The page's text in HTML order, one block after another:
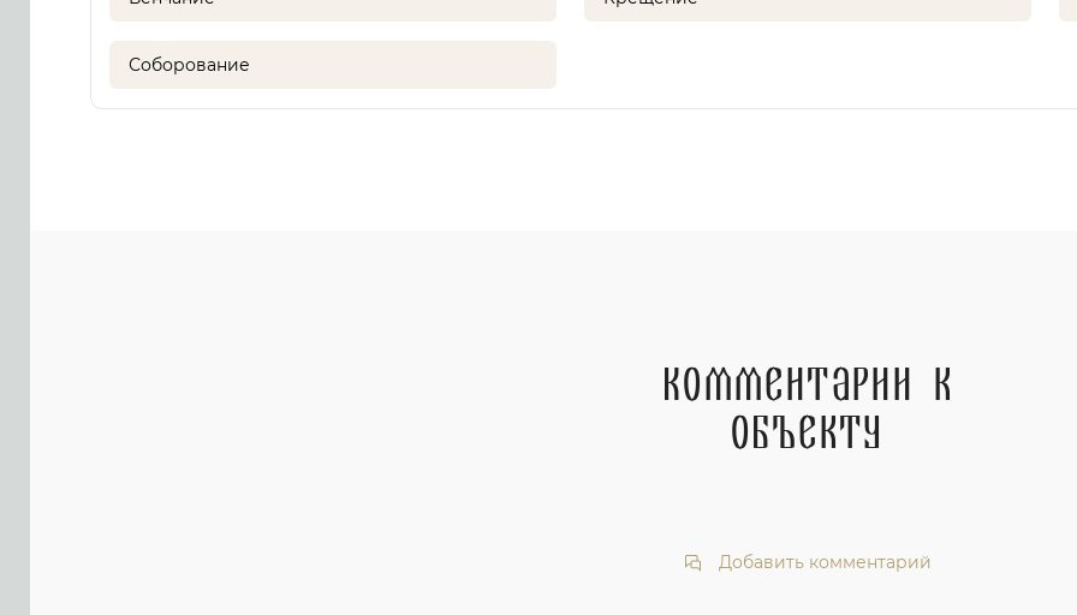
Соборование
Комментарии к
объекту
Добавить комментарий